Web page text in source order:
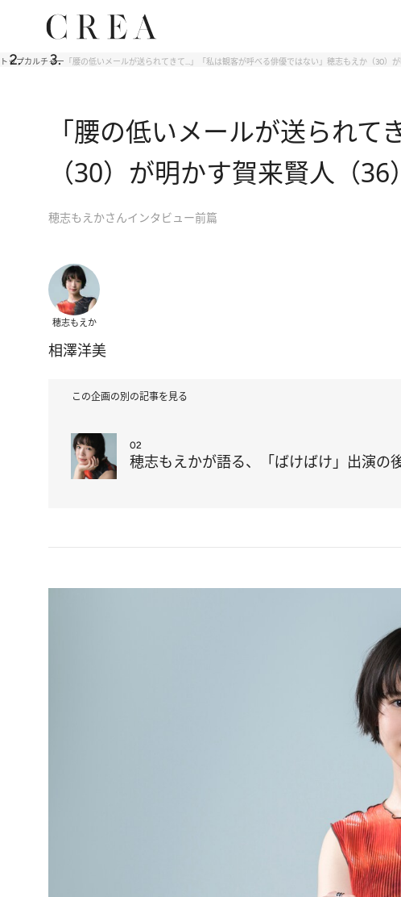
トップカルチャー 「腰の低いメールが送られてきて…」「私は観客が呼べる俳優ではない」穂志もえか（30）
「腰の低いメールが送られ
（30）が明かす賀来賢人（
穂志もえかさんインタビュー前篇
穂志もえか
相澤洋美
この企画の別の記事を見る
02
穂志もえかが語る、「ばけばけ」出演の